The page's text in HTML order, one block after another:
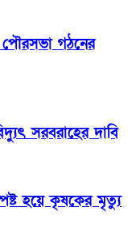
গঠনের
সরবরাহের দাবি
হয়ে কৃষকের মৃত্যু